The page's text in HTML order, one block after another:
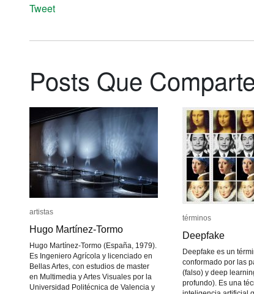
Tweet
Posts Que
artistas
Hugo Martínez-Tormo
Hugo Martínez-Tormo (España, 1979).
Es Ingeniero Agrícola y licenciado en
Bellas Artes, con estudios de master
en Multimedia y Artes Visuales por la
Universidad Politécnica de Valencia y
artistas
Hugo Martínez-Tormo
términos
Deepfake
Deepfake es un
conformado por las
(falso) y deep
profundo). Es una
términos
Deepfake